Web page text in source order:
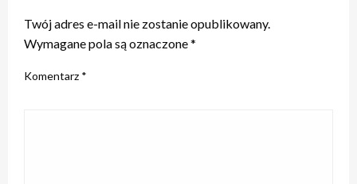
Twój adres e-mail nie zostanie opublikowany.
Wymagane pola są oznaczone*
Komentarz *